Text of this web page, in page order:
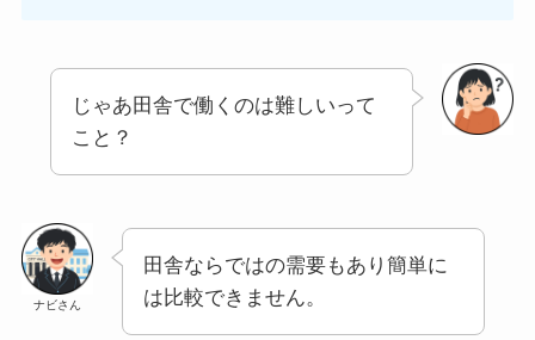
じゃあ田舎で働くのは難しいって
こと？
ナビさん
田舎ならではの需要もあり簡単に
は比較できません。